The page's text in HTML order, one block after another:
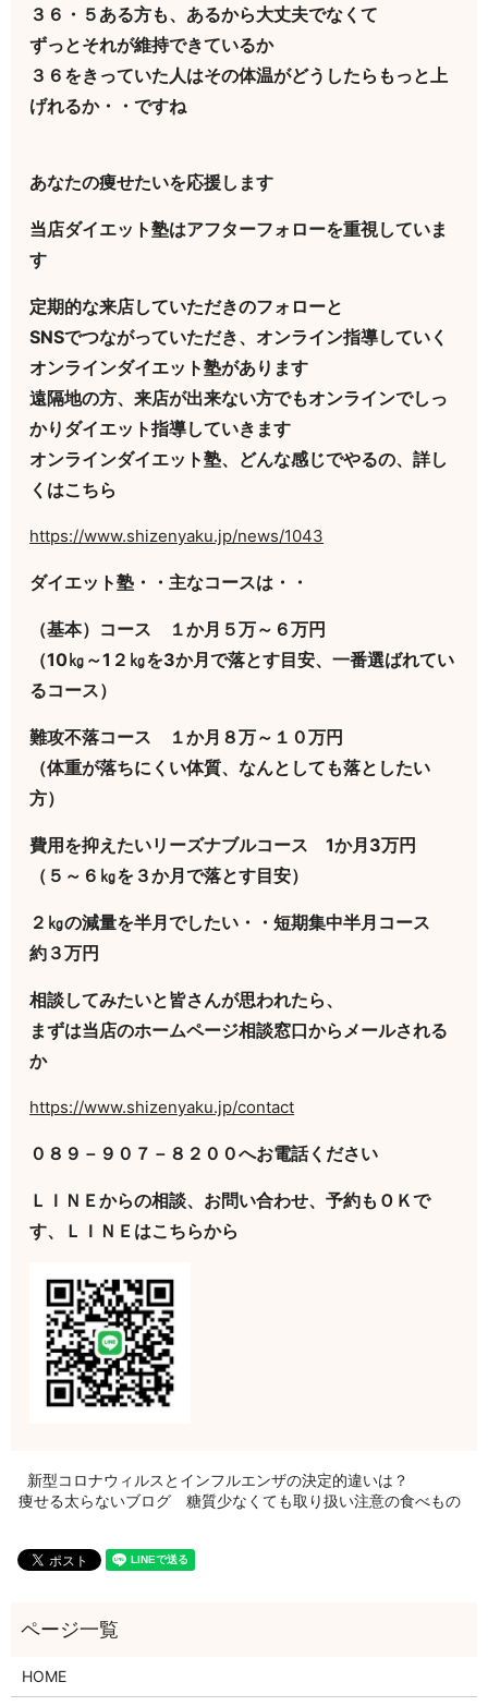
３６・５ある方も、あるから大丈夫でなくて
ずっとそれが維持できているか
３６をきっていた人はその体温がどうしたらもっと上
げれるか・・ですね
あなたの痩せたいを応援します
当店ダイエット塾はアフターフォローを重視していま
す
定期的な来店していただきのフォローと
SNSでつながっていただき、オンライン指導していく
オンラインダイエット塾があります
遠隔地の方、来店が出来ない方でもオンラインでしっ
かりダイエット指導していきます
オンラインダイエット塾、どんな感じでやるの、詳し
くはこちら
https://www.shizenyaku.jp/news/1043
ダイエット塾・・主なコースは・・
（基本）コース １か月５万～６万円
（10㎏～1２㎏を3か月で落とす目安、一番選ばれてい
るコース）
難攻不落コース １か月８万～１０万円
（体重が落ちにくい体質、なんとしても落としたい
方）
費用を抑えたいリーズナブルコース 1か月3万円
（５～６㎏を３か月で落とす目安）
２㎏の減量を半月でしたい・・短期集中半月コース
約３万円
相談してみたいと皆さんが思われたら、
まずは当店のホームページ相談窓口からメールされる
か
https://www.shizenyaku.jp/contact
０８９－９０７－８２００へお電話ください
ＬＩＮＥからの相談、お問い合わせ、予約もＯＫで
す、ＬＩＮＥはこちらから
新型コロナウィルスとインフルエンザの決定的違いは？
痩せる太らないブログ 糖質少なくても取り扱い注意の食べもの
HOME